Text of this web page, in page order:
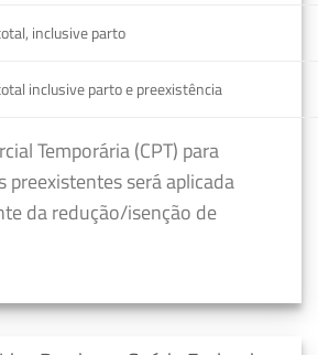
inclusive parto
inclusive parto e preexistência
Temporária (CPT) para
preexistentes será aplicada
da redução/isenção de